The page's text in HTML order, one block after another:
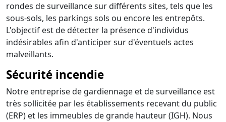
rondes de surveillance sur différents sites, tels que les
sous-sols, les parkings sols ou encore les entrepôts.
L'objectif est de détecter la présence d'individus
indésirables afin d'anticiper sur d'éventuels actes
malveillants.
Sécurité incendie
Notre entreprise de gardiennage et de surveillance est
très sollicitée par les établissements recevant du public
(ERP) et les immeubles de grande hauteur (IGH). Nous